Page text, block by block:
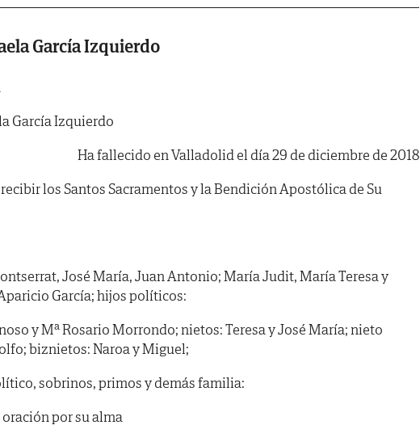
García Izquierdo
García Izquierdo
Ha fallecido en Valladolid el día 29 de diciembre de 2018
los Santos Sacramentos y la Bendición Apostólica de Su
José María, Juan Antonio; María Judit, María Teresa y
García; hijos políticos:
y Mª Rosario Morrondo; nietos: Teresa y José María; nieto
biznietos: Naroa y Miguel;
sobrinos, primos y demás familia:
por su alma